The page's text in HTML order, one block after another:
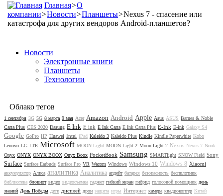
Главная>О
компании>Новости>Планшеты>Nexus 7 - спасение или
катастрофа для других вендоров Android-планшетов?
Новости
Электронные книги
Планшеты
Технологии
Облако тегов
1 сентября 3G 5G 8 марта 9 мая Acer Amazon Android Apple Asus ASUS Barnes & Noble
Carta Plus CES 2020 Dasung E Ink E ink E Ink Carta E Ink Carta Plus E-Ink E-ink Galaxy S4
Google GoPro HP Huawei Intel iPad Kaleido 3 Kaleido Plus Kindle Kindle Paperwhite Kobo
Lenovo LG LTE Microsoft MOON Light MOON Light 2 Moon Light 2 Nexus Nexus 7 Nook
Onyx ONYX ONYX BOOX Onyx Boox PocketBook Samsung SMARTlight SNOW Field Sony
Surface Surface Earbuds Surface Pro VR Wacom Windows Windows 10 Windows 8 Xiaomi
аккумулятор Алиса аналитика Аналитика апдейт батарея безопасность беспилотник
библиотека блокнот видео видеосъемка гаджет гибкий экран гибрид голосовой помощник день
знаний День Победы дети дисплей дрон защита игры Интернет камера квадрокоптер Китай